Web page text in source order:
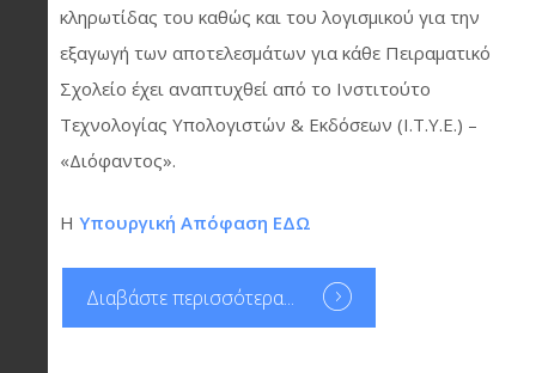
κληρωτίδας του καθώς και του λογισμικού για την
εξαγωγή των αποτελεσμάτων για κάθε Πειραματικό
Σχολείο έχει αναπτυχθεί από το Ινστιτούτο
Τεχνολογίας Υπολογιστών & Εκδόσεων (Ι.Τ.Υ.Ε.) –
«Διόφαντος».
Η Υπουργική Απόφαση ΕΔΩ
Διαβάστε περισσότερα...